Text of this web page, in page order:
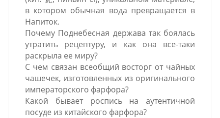
в котором обычная вода превращается в
Напиток.
Почему Поднебесная держава так боялась
утратить рецептуру, и как она все-таки
раскрыла ее миру?
С чем связан всеобщий восторг от чайных
чашечек, изготовленных из оригинального
императорского фарфора?
Какой бывает роспись на аутентичной
посуде из китайского фарфора?